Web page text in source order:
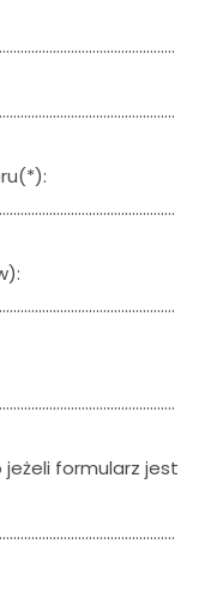
formularz jest